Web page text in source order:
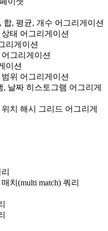
합, 평균, 개수 어그리게이션
태 어그리게이션
리게이션
그리게이션
이션
위 어그리게이션
, 날짜 히스토그램 어그리게
치 해시 그리드 어그리게
치(multi match) 쿼리